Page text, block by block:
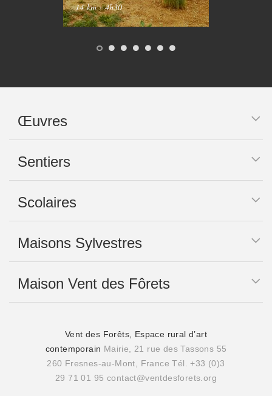
14 km·4h30
Œuvres
Sentiers
Scolaires
Maisons Sylvestres
Maison Vent des Fôrets
Vent des Forêts, Espace rural d’art
contemporain Mairie, 21 rue des Tassons 55
260 Fresnes-au-Mont, France Tél. +33 (0)3
29 71 01 95 contact@ventdesforets.org